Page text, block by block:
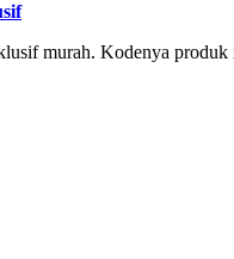
murah. Kodenya